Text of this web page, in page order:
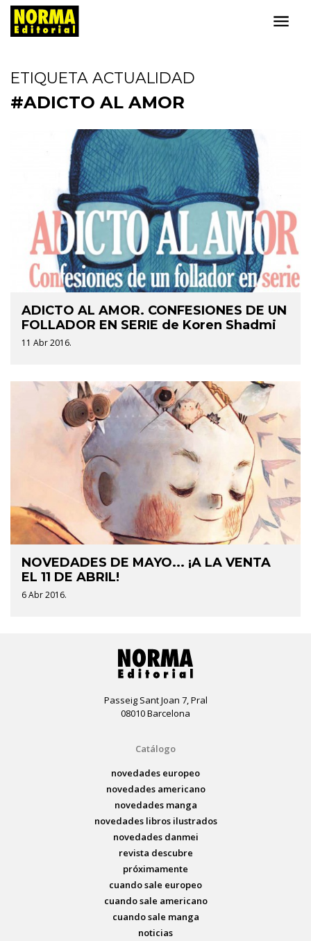
ETIQUETA ACTUALIDAD
#ADICTO AL AMOR
ADICTO AL AMOR. CONFESIONES DE UN
FOLLADOR EN SERIE de Koren Shadmi
11 Abr 2016.
NOVEDADES DE MAYO... ¡A LA VENTA
EL 11 DE ABRIL!
6 Abr 2016.
Passeig Sant Joan 7, Pral
08010 Barcelona
Catálogo
novedades europeo
novedades americano
novedades manga
novedades libros ilustrados
novedades danmei
revista descubre
próximamente
cuando sale europeo
cuando sale americano
cuando sale manga
noticias